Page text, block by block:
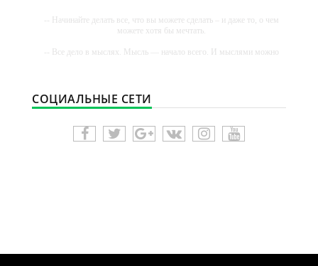
-- Начинайте делать все, что вы можете сделать – и даже то, о чем
можете хотя бы мечтать.
-- Все дело в мыслях. Мысль — начало всего. И мыслями можно
-- Идите уверенно по направлению к мечте. Живите той жизнью,
которую вы сами себе придумали.
-- Самое большое богатство — это ум. Самая большая нищета —
глупость. Из всех страхов самый пугающий — самолюбование.
СОЦИАЛЬНЫЕ СЕТИ